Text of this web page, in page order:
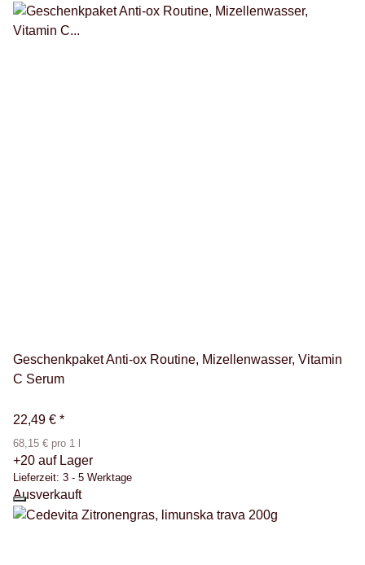
Geschenkpaket Anti-ox Routine, Mizellenwasser, Vitamin
C Serum
22,49 € *
68,15 € pro 1 l
+20 auf Lager
Lieferzeit: 3 - 5 Werktage
Ausverkauft